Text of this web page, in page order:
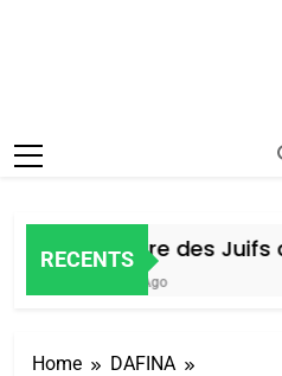
RECENTS
Histoire des Juifs
7 Jours Ago
Home
DAFINA